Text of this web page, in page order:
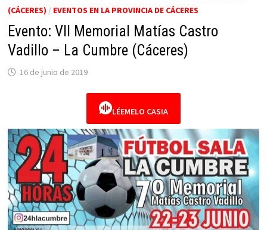
(CÁCERES) / EVENTOS EN LA PROVINCIA DE CÁCERES
Evento: VII Memorial Matías Castro
Vadillo – La Cumbre (Cáceres)
16 de junio de 2019
LÉEMELO CASIA